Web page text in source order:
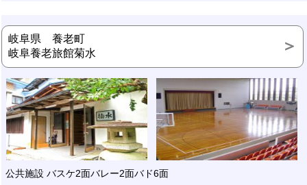
岐阜県 養老町
岐阜養老旅館菊水
公共施設 バスケ2面バレー2面バド6面